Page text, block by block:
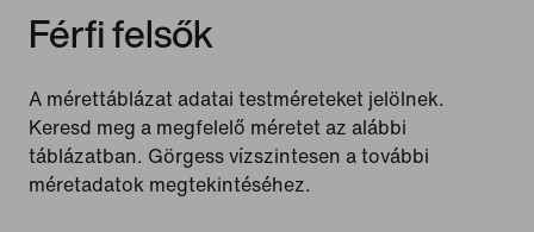
Férfi felsők
A mérettáblázat adatai testméreteket jelölnek.
Keresd meg a megfelelő méretet az alábbi
táblázatban. Görgess vízszintesen a további
méretadatok megtekintéséhez.